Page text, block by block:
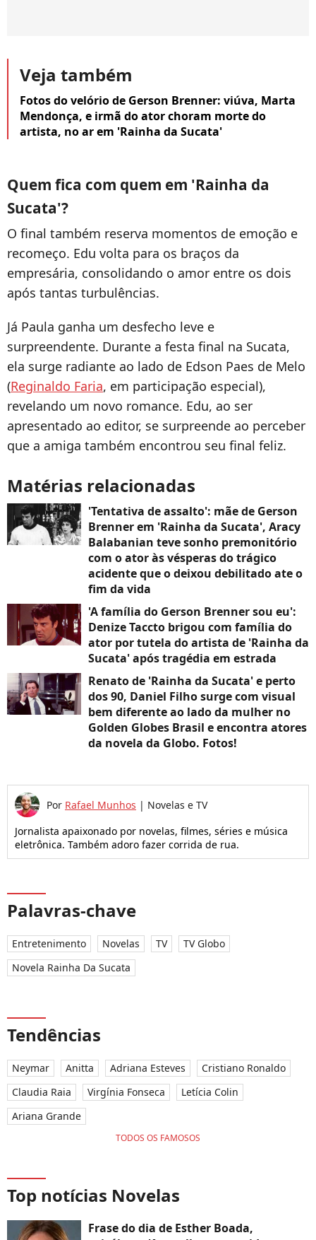
Veja também
Fotos do velório de Gerson Brenner: viúva, Marta
Mendonça, e irmã do ator choram morte do
artista, no ar em 'Rainha da Sucata'
Quem fica com quem em 'Rainha da
Sucata'?
O final também reserva momentos de emoção e
recomeço. Edu volta para os braços da
empresária, consolidando o amor entre os dois
após tantas turbulências.
Já Paula ganha um desfecho leve e
surpreendente. Durante a festa final na Sucata,
ela surge radiante ao lado de Edson Paes de Melo
(Reginaldo Faria, em participação especial),
revelando um novo romance. Edu, ao ser
apresentado ao editor, se surpreende ao perceber
que a amiga também encontrou seu final feliz.
Matérias relacionadas
'Tentativa de assalto': mãe de Gerson
Brenner em 'Rainha da Sucata', Aracy
Balabanian teve sonho premonitório
com o ator às vésperas do trágico
acidente que o deixou debilitado ate o
fim da vida
'A família do Gerson Brenner sou eu':
Denize Taccto brigou com família do
ator por tutela do artista de 'Rainha da
Sucata' após tragédia em estrada
Renato de 'Rainha da Sucata' e perto
dos 90, Daniel Filho surge com visual
bem diferente ao lado da mulher no
Golden Globes Brasil e encontra atores
da novela da Globo. Fotos!
Por Rafael Munhos | Novelas e TV
Jornalista apaixonado por novelas, filmes, séries e música
eletrônica. Também adoro fazer corrida de rua.
Palavras-chave
Entretenimento Novelas TV
TV Globo
Novela Rainha Da Sucata
Tendências
Neymar Anitta Adriana Esteves
Cristiano Ronaldo
Claudia Raia
Virgínia Fonseca
Letícia Colin
Ariana Grande
TODOS OS FAMOSOS
Top notícias Novelas
Frase do dia de Esther Boada,